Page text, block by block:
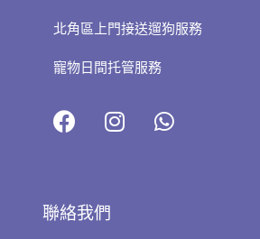
北角區上門接送遛狗服務
寵物日間托管服務
聯絡我們